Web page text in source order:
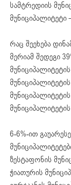
სამტრედიის
მუნიციპალიტეტი
რაც შეეხება
მერიამ შედეგი
6-6%-ით
ზესტაფონის
ჭიათურის